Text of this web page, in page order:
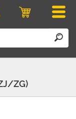
Carrello
ZG)